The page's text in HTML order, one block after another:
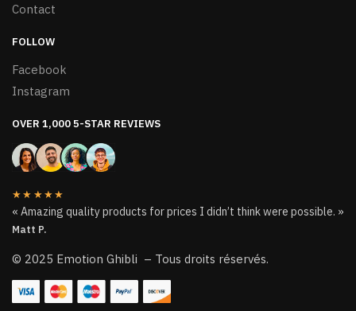
Contact
FOLLOW
Facebook
Instagram
OVER 1,000 5-STAR REVIEWS
★★★★★
« Amazing quality products for prices I didn’t think were possible. »
Matt P.
© 2025 Emotion Ghibli – Tous droits réservés.